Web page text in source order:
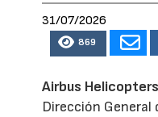
31/07/2026
869
Airbus Helicopters
Dirección General